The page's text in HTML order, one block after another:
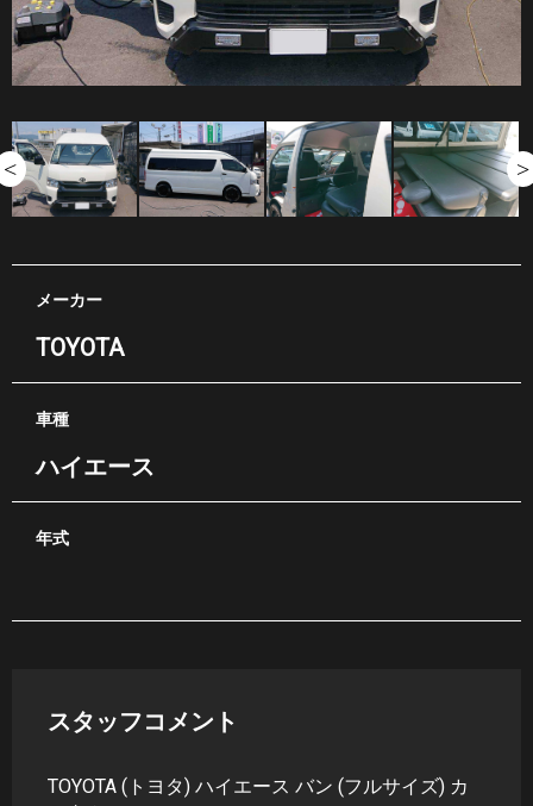
メーカー
TOYOTA
車種
ハイエース
年式
スタッフコメント
TOYOTA (トヨタ) ハイエース バン (フルサイズ) カ